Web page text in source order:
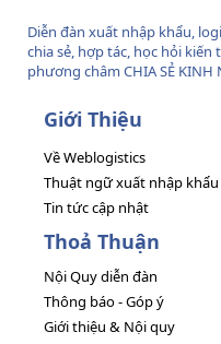
Diễn đàn xuất nhập khẩu,
chia sẻ, hợp tác, học hỏi
phương châm CHIA SẺ KINH
Giới Thiệu
Về Weblogistics
Thuật ngữ xuất nhập khẩu
Tin tức cập nhật
Thoả Thuận
Nội Quy diễn đàn
Thông báo - Góp ý
Giới thiệu & Nội quy